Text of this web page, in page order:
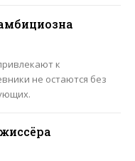
к
не остаются без